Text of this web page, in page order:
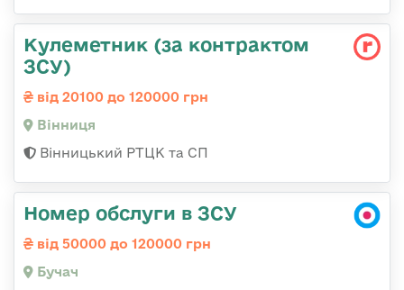
Кулеметник (за контрактом
ЗСУ)
від 20100 до 120000 грн
Вінниця
Вінницький РТЦК та СП
Номер обслуги в ЗСУ
від 50000 до 120000 грн
Бучач